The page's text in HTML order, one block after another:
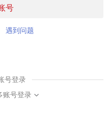
号
遇到问题
号登录
账号登录